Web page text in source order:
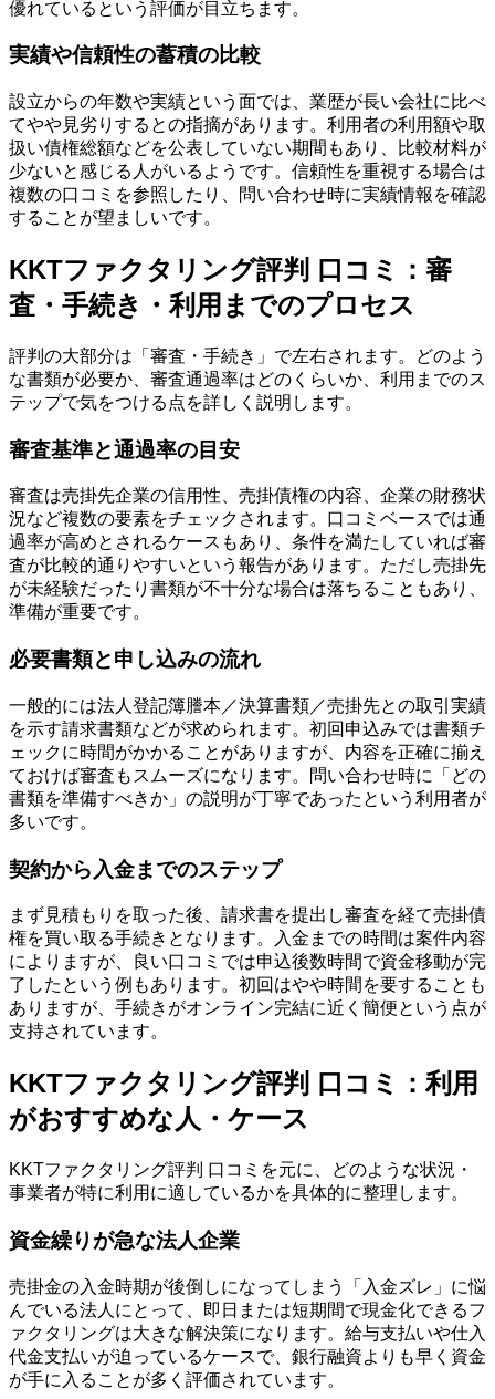
優れているという評価が目立ちます。
実績や信頼性の蓄積の比較
設立からの年数や実績という面では、業歴が長い会社に比べ
てやや見劣りするとの指摘があります。利用者の利用額や取
扱い債権総額などを公表していない期間もあり、比較材料が
少ないと感じる人がいるようです。信頼性を重視する場合は
複数の口コミを参照したり、問い合わせ時に実績情報を確認
することが望ましいです。
KKTファクタリング評判 口コミ：審
査・手続き・利用までのプロセス
評判の大部分は「審査・手続き」で左右されます。どのよう
な書類が必要か、審査通過率はどのくらいか、利用までのス
テップで気をつける点を詳しく説明します。
審査基準と通過率の目安
審査は売掛先企業の信用性、売掛債権の内容、企業の財務状
況など複数の要素をチェックされます。口コミベースでは通
過率が高めとされるケースもあり、条件を満たしていれば審
査が比較的通りやすいという報告があります。ただし売掛先
が未経験だったり書類が不十分な場合は落ちることもあり、
準備が重要です。
必要書類と申し込みの流れ
一般的には法人登記簿謄本／決算書類／売掛先との取引実績
を示す請求書類などが求められます。初回申込みでは書類チ
ェックに時間がかかることがありますが、内容を正確に揃え
ておけば審査もスムーズになります。問い合わせ時に「どの
書類を準備すべきか」の説明が丁寧であったという利用者が
多いです。
契約から入金までのステップ
まず見積もりを取った後、請求書を提出し審査を経て売掛債
権を買い取る手続きとなります。入金までの時間は案件内容
によりますが、良い口コミでは申込後数時間で資金移動が完
了したという例もあります。初回はやや時間を要することも
ありますが、手続きがオンライン完結に近く簡便という点が
支持されています。
KKTファクタリング評判 口コミ：利用
がおすすめな人・ケース
KKTファクタリング評判 口コミを元に、どのような状況・
事業者が特に利用に適しているかを具体的に整理します。
資金繰りが急な法人企業
売掛金の入金時期が後倒しになってしまう「入金ズレ」に悩
んでいる法人にとって、即日または短期間で現金化できるフ
ァクタリングは大きな解決策になります。給与支払いや仕入
代金支払いが迫っているケースで、銀行融資よりも早く資金
が手に入ることが多く評価されています。